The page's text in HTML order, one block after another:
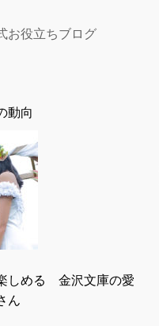
お役立ちブログ
動向
しめる 金沢文庫の愛
ん